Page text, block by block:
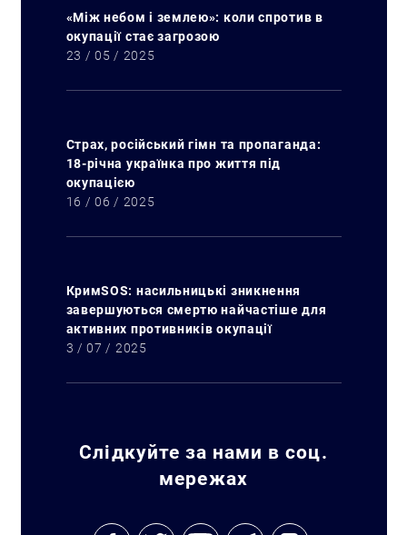
«Між небом і землею»: коли спротив в
окупації стає загрозою
23 / 05 / 2025
Страх, російський гімн та пропаганда:
18-річна українка про життя під
окупацією
16 / 06 / 2025
КримSOS: насильницькі зникнення
завершуються смертю найчастіше для
активних противників окупації
3 / 07 / 2025
Слідкуйте за нами в соц.
мережах